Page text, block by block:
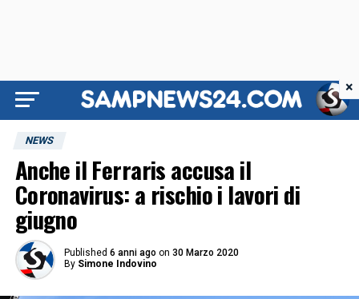
NEWS
Anche il Ferraris accusa il
Coronavirus: a rischio i lavori di
giugno
Published 6 anni ago on 30 Marzo 2020
By Simone Indovino
×